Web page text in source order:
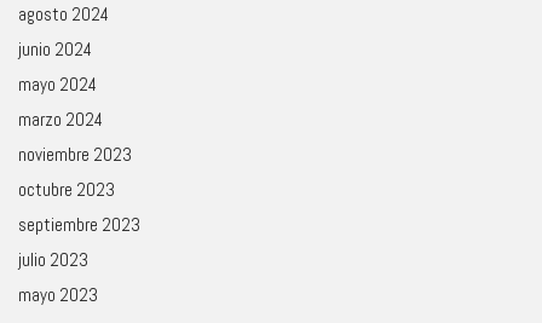
agosto 2024
junio 2024
mayo 2024
marzo 2024
noviembre 2023
octubre 2023
septiembre 2023
julio 2023
mayo 2023